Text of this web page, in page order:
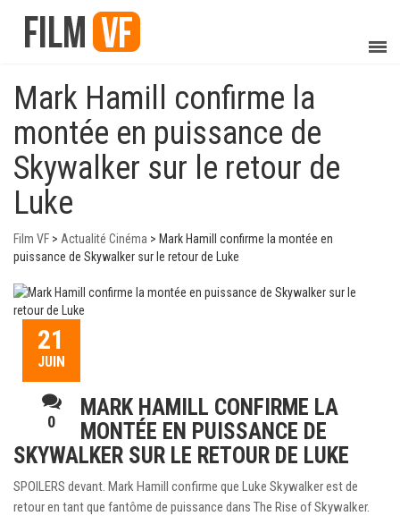
Mark Hamill confirme la
montée en puissance de
Skywalker sur le retour de
Luke
Film VF > Actualité Cinéma > Mark Hamill confirme la montée en
puissance de Skywalker sur le retour de Luke
21
JUIN
0
MARK HAMILL CONFIRME LA
MONTÉE EN PUISSANCE DE
SKYWALKER SUR LE RETOUR DE LUKE
SPOILERS devant. Mark Hamill confirme que Luke Skywalker est de
retour en tant que fantôme de puissance dans The Rise of Skywalker.